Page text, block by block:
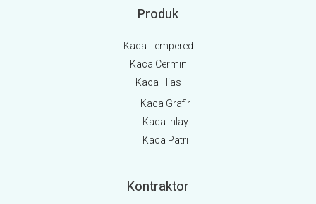
Produk
Kaca Tempered
Kaca Cermin
Kaca Hias
Kaca Grafir
Kaca Inlay
Kaca Patri
Kontraktor